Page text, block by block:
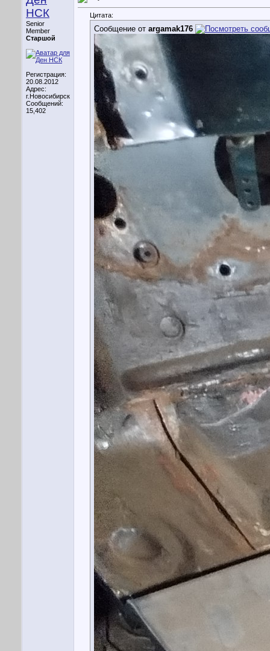
НСК
Senior
Member
Старшой
Регистрация:
20.08.2012
Адрес:
г.Новосибирск
Сообщений:
15,402
Цитата:
Сообщение от argamak176